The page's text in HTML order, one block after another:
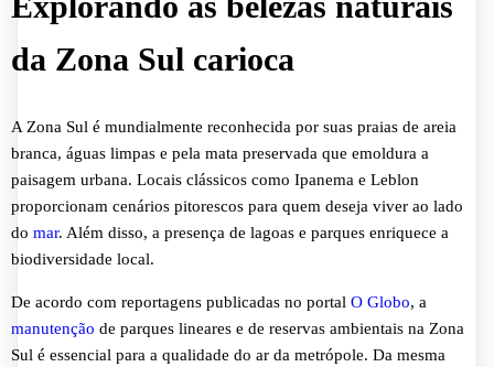
da Zona Sul carioca
A Zona Sul é mundialmente reconhecida por suas praias de areia
branca, águas limpas e pela mata preservada que emoldura a
paisagem urbana. Locais clássicos como Ipanema e Leblon
proporcionam cenários pitorescos para quem deseja viver ao lado
do mar. Além disso, a presença de lagoas e parques enriquece a
biodiversidade local.
De acordo com reportagens publicadas no portal O Globo, a
manutenção de parques lineares e de reservas ambientais na Zona
Sul é essencial para a qualidade do ar da metrópole. Da mesma